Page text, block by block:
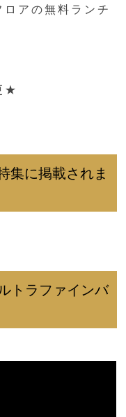
アの無料ランチ
★
集に掲載されま
トラファインバ